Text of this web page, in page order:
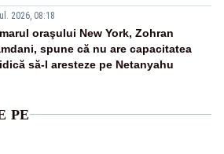
2026, 08:18
oraşului New York, Zohran
spune că nu are capacitatea
să-l aresteze pe Netanyahu
PE